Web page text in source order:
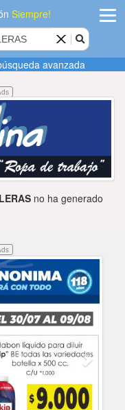
Siempre!
Agregar
empresa
Publicidad
Contactenos
avanzada
no ha generado